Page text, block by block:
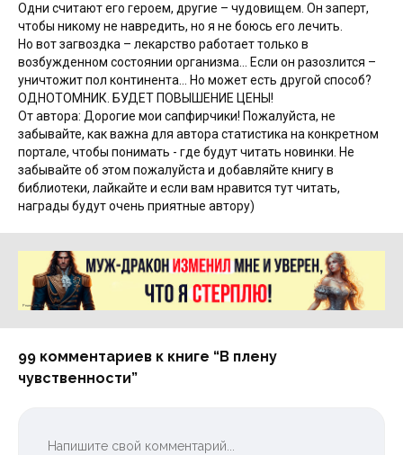
Одни считают его героем, другие – чудовищем. Он заперт,
чтобы никому не навредить, но я не боюсь его лечить.
Но вот загвоздка – лекарство работает только в
возбужденном состоянии организма… Если он разозлится –
уничтожит пол континента… Но может есть другой способ?
ОДНОТОМНИК. БУДЕТ ПОВЫШЕНИЕ ЦЕНЫ!
От автора: Дорогие мои сапфирчики! Пожалуйста, не
забывайте, как важна для автора статистика на конкретном
портале, чтобы понимать - где будут читать новинки. Не
забывайте об этом пожалуйста и добавляйте книгу в
библиотеки, лайкайте и если вам нравится тут читать,
награды будут очень приятные автору)
Реклама 16+ АО «ЛитГород»
99 комментариев к книге “В плену
чувственности”